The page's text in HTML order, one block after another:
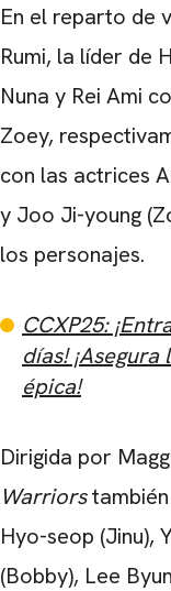
En el reparto de
Rumi, la líder de
Nuna y Rei Ami
Zoey,
con las actrices
y Joo Ji-young
los personajes.
CCXP25:
días!
épica!
Dirigida por
Warriorstambién
Hyo-seop (Jinu),
(Bobby), Lee